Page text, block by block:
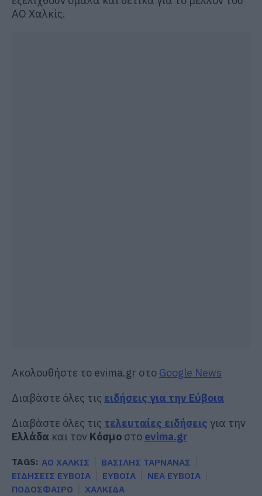
ΑΟ Χαλκίς.
Ακολουθήστε το evima.gr στο Google News
Διαβάστε όλες τις ειδήσεις για την Εύβοια
Διαβάστε όλες τις τελευταίες ειδήσεις για την
Ελλάδα και τον Κόσμο στο evima.gr
TAGS: ΑΟ ΧΑΛΚΙΣ
ΒΑΣΙΛΗΣ ΤΑΡΝΑΝΑΣ
ΕΙΔΗΣΕΙΣ ΕΥΒΟΙΑ
ΕΥΒΟΙΑ
ΝΕΑ ΕΥΒΟΙΑ
ΠΟΔΟΣΦΑΙΡΟ
ΧΑΛΚΙΔΑ